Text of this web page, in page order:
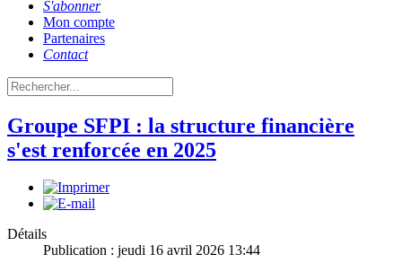
S'abonner
Mon compte
Partenaires
Contact
Groupe SFPI : la structure financière
s'est renforcée en 2025
Détails
Publication : jeudi 16 avril 2026 13:44